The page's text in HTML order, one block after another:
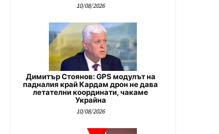
10/08/2026
Димитър Стоянов: GPS модулът на
падналия край Кардам дрон не дава
летателни координати, чакаме
Украйна
10/08/2026